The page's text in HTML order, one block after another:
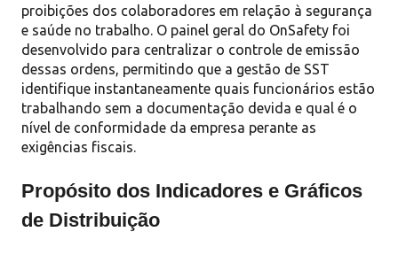
proibições dos colaboradores em relação à segurança
e saúde no trabalho. O painel geral do OnSafety foi
desenvolvido para centralizar o controle de emissão
dessas ordens, permitindo que a gestão de SST
identifique instantaneamente quais funcionários estão
trabalhando sem a documentação devida e qual é o
nível de conformidade da empresa perante as
exigências fiscais.
Propósito dos Indicadores e Gráficos
de Distribuição